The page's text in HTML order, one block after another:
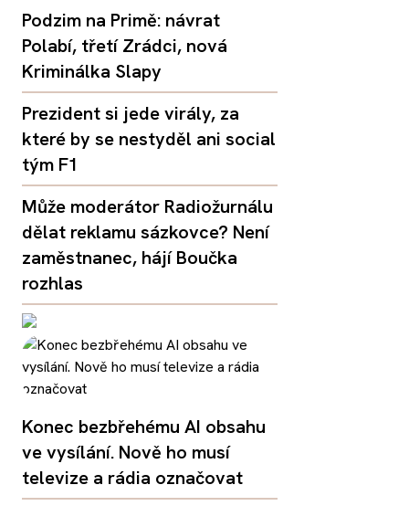
Podzim na Primě: návrat
Polabí, třetí Zrádci, nová
Kriminálka Slapy
Prezident si jede virály, za
které by se nestyděl ani social
tým F1
Může moderátor Radiožurnálu
dělat reklamu sázkovce? Není
zaměstnanec, hájí Boučka
rozhlas
Konec bezbřehému AI obsahu
ve vysílání. Nově ho musí
televize a rádia označovat